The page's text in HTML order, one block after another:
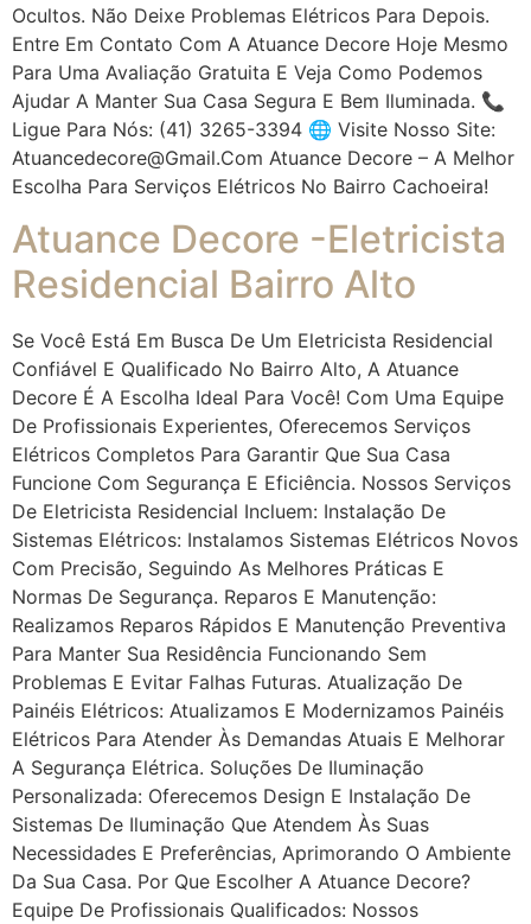
Ocultos. Não Deixe Problemas Elétricos Para Depois.
Entre Em Contato Com A Atuance Decore Hoje Mesmo
Para Uma Avaliação Gratuita E Veja Como Podemos
Ajudar A Manter Sua Casa Segura E Bem Iluminada. 📞
Ligue Para Nós: (41) 3265-3394 🌐 Visite Nosso Site:
Atuancedecore@gmail.com Atuance Decore – A Melhor
Escolha Para Serviços Elétricos No Bairro Cachoeira!
Atuance Decore -Eletricista
Residencial Bairro Alto
Se Você Está Em Busca De Um Eletricista Residencial
Confiável E Qualificado No Bairro Alto, A Atuance
Decore É A Escolha Ideal Para Você! Com Uma Equipe
De Profissionais Experientes, Oferecemos Serviços
Elétricos Completos Para Garantir Que Sua Casa
Funcione Com Segurança E Eficiência. Nossos Serviços
De Eletricista Residencial Incluem: Instalação De
Sistemas Elétricos: Instalamos Sistemas Elétricos Novos
Com Precisão, Seguindo As Melhores Práticas E
Normas De Segurança. Reparos E Manutenção:
Realizamos Reparos Rápidos E Manutenção Preventiva
Para Manter Sua Residência Funcionando Sem
Problemas E Evitar Falhas Futuras. Atualização De
Painéis Elétricos: Atualizamos E Modernizamos Painéis
Elétricos Para Atender Às Demandas Atuais E Melhorar
A Segurança Elétrica. Soluções De Iluminação
Personalizada: Oferecemos Design E Instalação De
Sistemas De Iluminação Que Atendem Às Suas
Necessidades E Preferências, Aprimorando O Ambiente
Da Sua Casa. Por Que Escolher A Atuance Decore?
Equipe De Profissionais Qualificados: Nossos